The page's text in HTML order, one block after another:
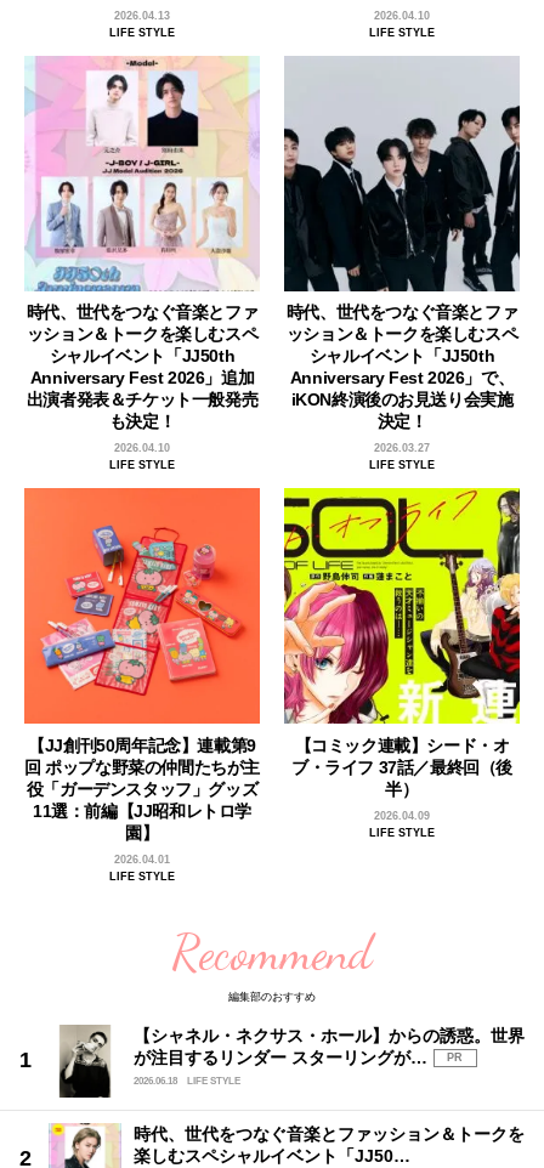
2026.04.13
LIFE STYLE
2026.04.10
LIFE STYLE
時代、世代をつなぐ音楽とファ
ッション＆トークを楽しむスペ
シャルイベント「JJ50th
Anniversary Fest 2026」追加
出演者発表＆チケット一般発売
も決定！
2026.04.10
LIFE STYLE
時代、世代をつなぐ音楽とファ
ッション＆トークを楽しむスペ
シャルイベント「JJ50th
Anniversary Fest 2026」で、
iKON終演後のお見送り会実施
決定！
2026.03.27
LIFE STYLE
【JJ創刊50周年記念】連載第9
回 ポップな野菜の仲間たちが主
役「ガーデンスタッフ」グッズ
11選：前編【JJ昭和レトロ学
園】
2026.04.01
LIFE STYLE
【コミック連載】シード・オ
ブ・ライフ 37話／最終回（後
半）
2026.04.09
LIFE STYLE
Recommend
編集部のおすすめ
【シャネル・ネクサス・ホール】からの誘惑。世界
が注目するリンダー スターリングが…
PR
2026.06.18
LIFE STYLE
時代、世代をつなぐ音楽とファッション＆トークを
楽しむスペシャルイベント「JJ50…